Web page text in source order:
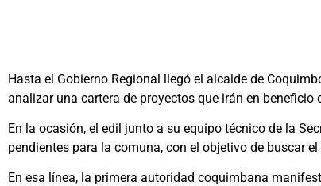
Hasta el Gobierno Regional llegó el alcalde de
analizar una cartera de proyectos que irán en
En la ocasión, el edil junto a su equipo técnico de la
pendientes para la comuna, con el objetivo de buscar
En esa línea, la primera autoridad coquimbana